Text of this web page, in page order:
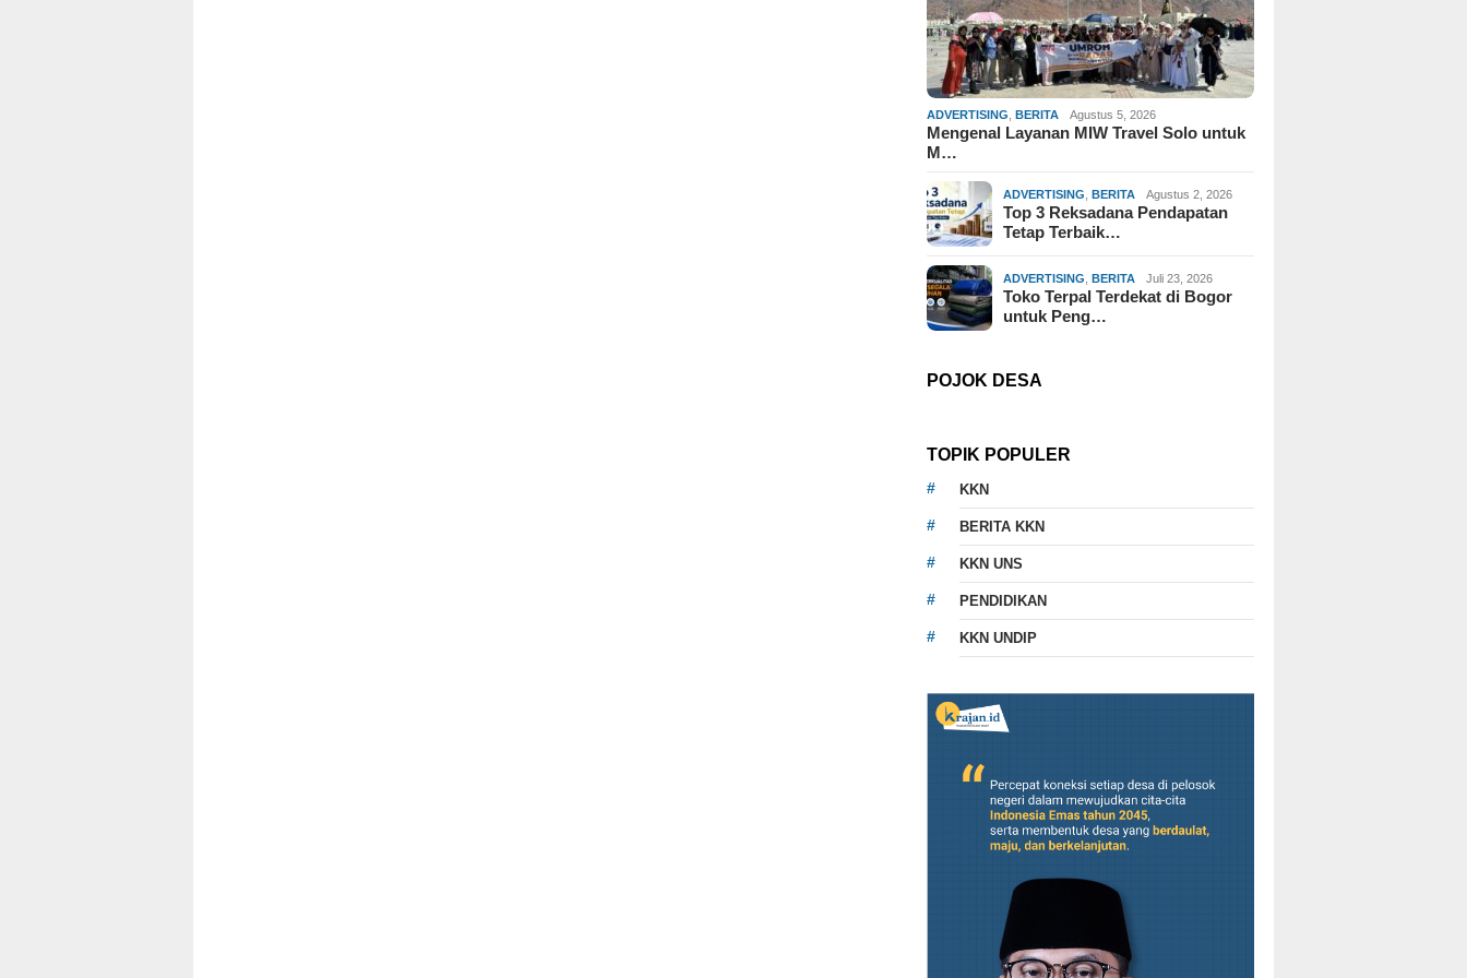
ADVERTISING ,BERITA Agustus 5, 2026
Mengenal Layanan MIW Travel Solo untuk
M…
ADVERTISING ,BERITA Agustus 2, 2026
Top 3 Reksadana Pendapatan
Tetap Terbaik…
ADVERTISING ,BERITA Juli 23, 2026
Toko Terpal Terdekat di Bogor
untuk Peng…
POJOK DESA
TOPIK POPULER
KKN
BERITA KKN
KKN UNS
PENDIDIKAN
KKN UNDIP